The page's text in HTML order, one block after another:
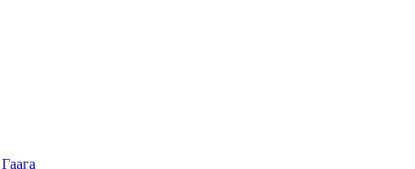
Гаага